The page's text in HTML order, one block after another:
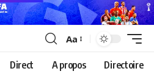
Aa
Direct A propos Directoire